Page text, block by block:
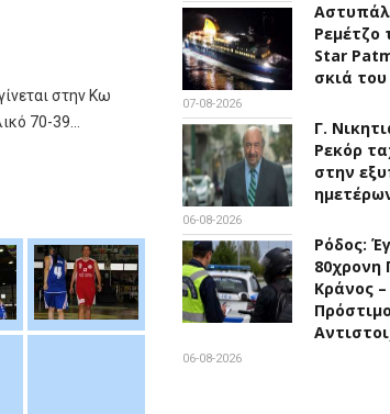
στην Κω
70-39…
Ρεμέτζο
Star
σκιά
07-08-2026
Γ.
Ρεκόρ
στην
06-08-2026
Ρόδος:
80χρονη
Κράνος
Πρόστιμο
06-08-2026